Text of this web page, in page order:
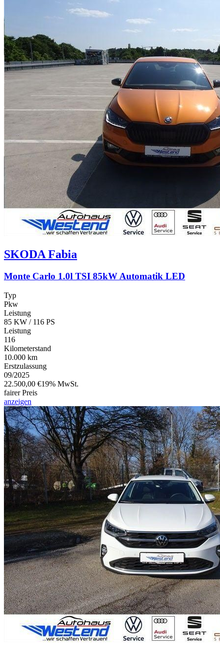
SKODA Fabia
Monte Carlo 1.0l TSI 85kW Automatik LED
Typ
Pkw
Leistung
85 KW / 116 PS
Leistung
116
Kilometerstand
10.000 km
Erstzulassung
09/2025
22.500,00 €19% MwSt.
fairer Preis
anzeigen